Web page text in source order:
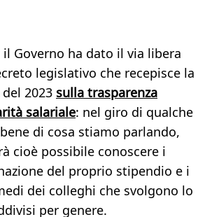
Governo ha dato il via libera
legislativo che recepisce la
2023 sulla trasparenza
salariale: nel giro di qualche
di cosa stiamo parlando,
cioè possibile conoscere i
del proprio stipendio e i
dei colleghi che svolgono lo
per genere.